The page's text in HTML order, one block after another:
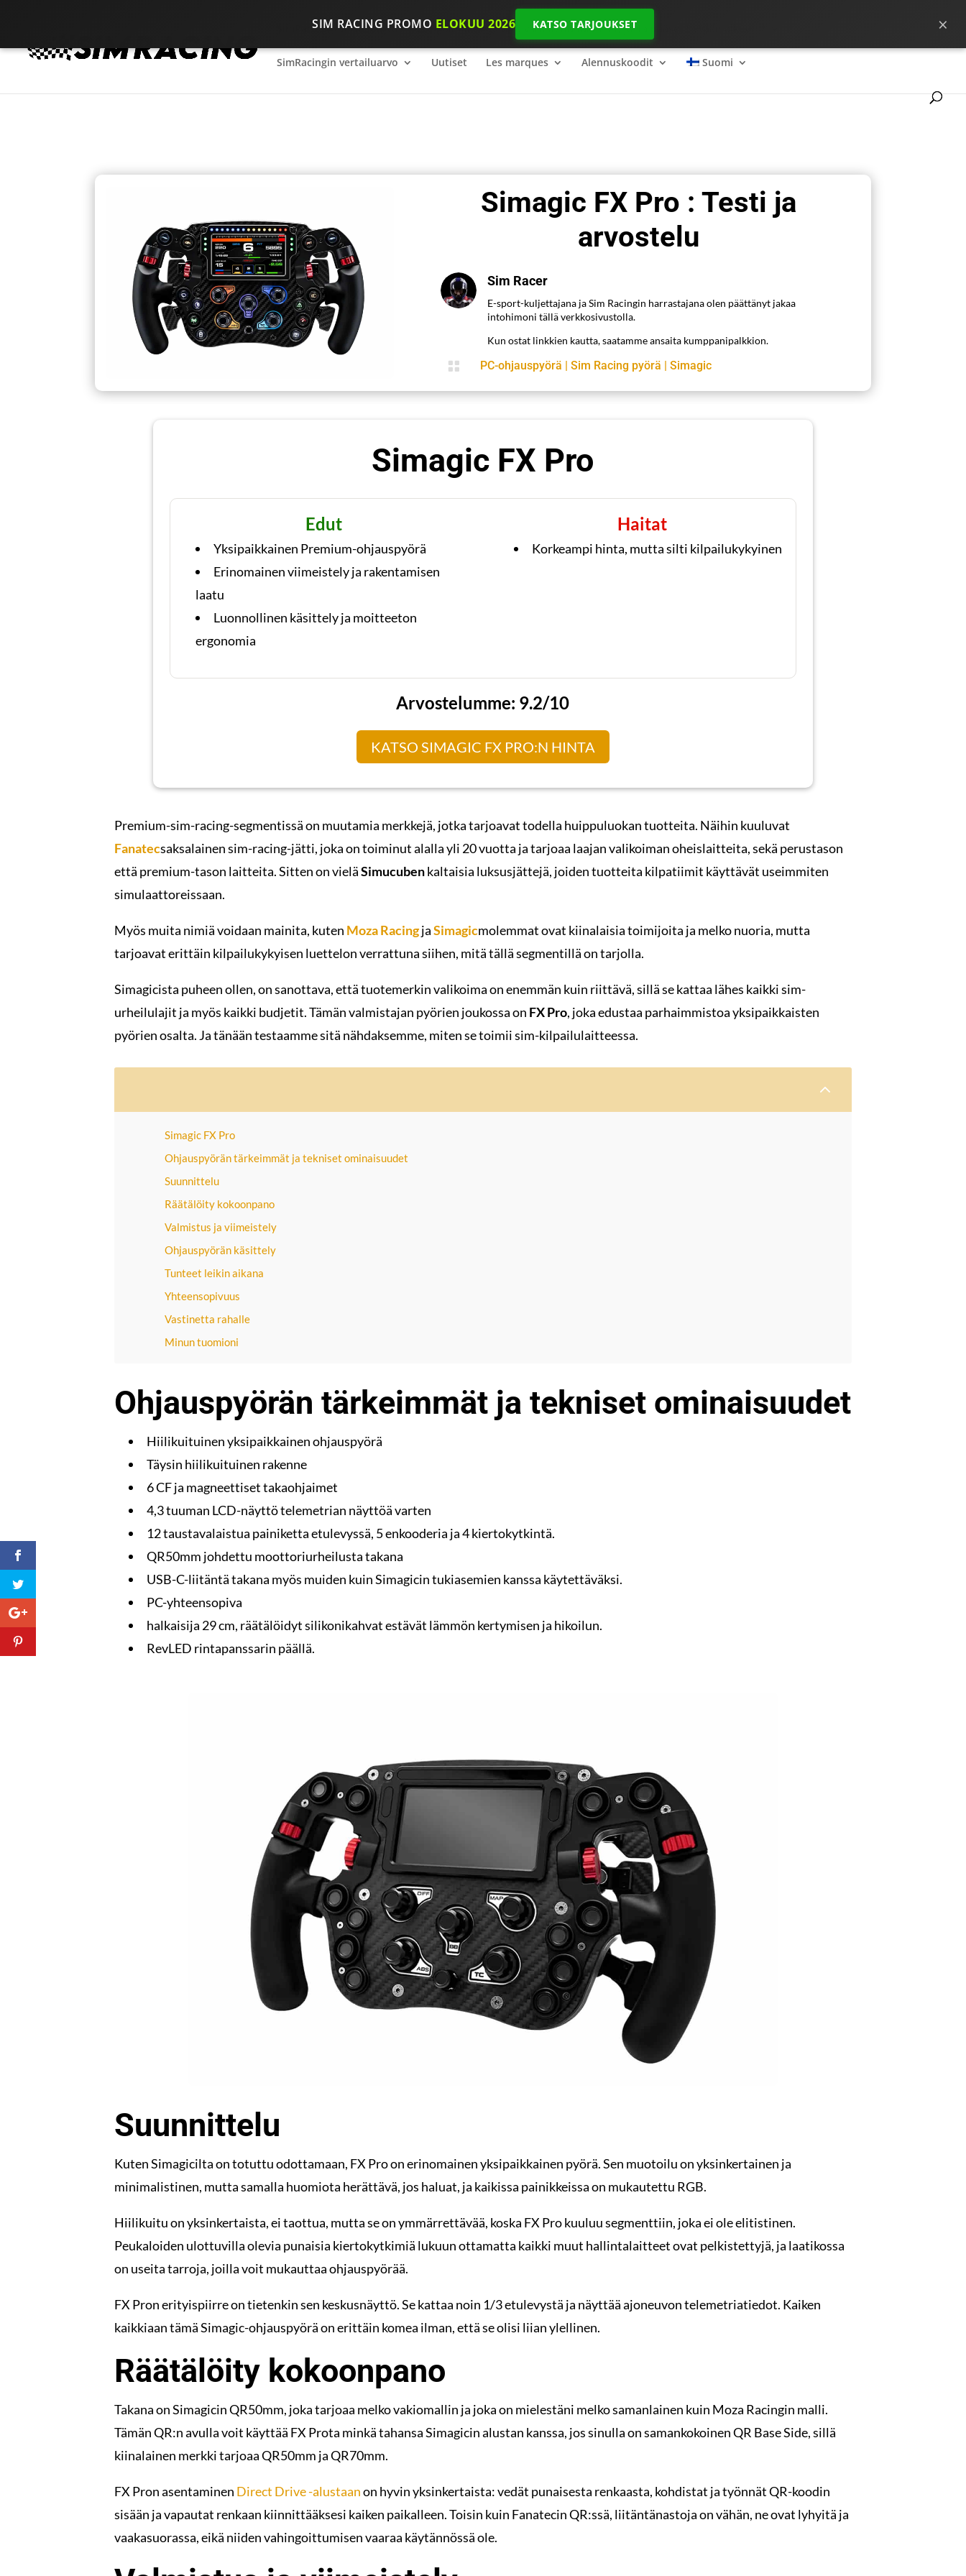
SIM RACING PROMO ELOKUU 2026 KATSO TARJOUKSET ×
SimRacingin vertailuarvo 2026 SimRacing: Mitä varusteita tarvitset, jotta pääset hyvään alkuun ?
SimRacingin vertailuarvo Uutiset Les marques Alennuskoodit Suomi
Simagic FX Pro : Testi ja
arvostelu
Sim Racer
E-sport-kuljettajana ja Sim Racingin harrastajana olen päättänyt jakaa
intohimoni tällä verkkosivustolla.
Kun ostat linkkien kautta, saatamme ansaita kumppanipalkkion.
 PC-ohjauspyörä |Sim Racing pyörä |Simagic
Simagic FX Pro
Edut
Yksipaikkainen Premium-ohjauspyörä
Erinomainen viimeistely ja rakentamisen
laatu
Luonnollinen käsittely ja moitteeton
ergonomia
Haitat
Korkeampi hinta, mutta silti kilpailukykyinen
Arvostelumme: 9.2/10
KATSO SIMAGIC FX PRO:N HINTA
Premium-sim-racing-segmentissä on muutamia merkkejä, jotka tarjoavat todella huippuluokan tuotteita. Näihin kuuluvat
Fanatecsaksalainen sim-racing-jätti, joka on toiminut alalla yli 20 vuotta ja tarjoaa laajan valikoiman oheislaitteita, sekä perustason
että premium-tason laitteita. Sitten on vieläSimucubenkaltaisia luksusjättejä, joiden tuotteita kilpatiimit käyttävät useimmiten
simulaattoreissaan.
Myös muita nimiä voidaan mainita, kuten Moza RacingjaSimagicmolemmat ovat kiinalaisia toimijoita ja melko nuoria, mutta
tarjoavat erittäin kilpailukykyisen luettelon verrattuna siihen, mitä tällä segmentillä on tarjolla.
Simagicista puheen ollen, on sanottava, että tuotemerkin valikoima on enemmän kuin riittävä, sillä se kattaa lähes kaikki sim-
urheilulajit ja myös kaikki budjetit. Tämän valmistajan pyörien joukossa on FX Pro, joka edustaa parhaimmistoa yksipaikkaisten
pyörien osalta. Ja tänään testaamme sitä nähdaksemme, miten se toimii sim-kilpailulaitteessa.
2
Simagic FX Pro
Ohjauspyörän tärkeimmät ja tekniset ominaisuudet
Suunnittelu
Räätälöity kokoonpano
Valmistus ja viimeistely
Ohjauspyörän käsittely
Tunteet leikin aikana
Yhteensopivuus
Vastinetta rahalle
Minun tuomioni
Ohjauspyörän tärkeimmät ja tekniset ominaisuudet
Hiilikuituinen yksipaikkainen ohjauspyörä
Täysin hiilikuituinen rakenne
6 CF ja magneettiset takaohjaimet
4,3 tuuman LCD-näyttö telemetrian näyttöä varten
12 taustavalaistua painiketta etulevyssä, 5 enkooderia ja 4 kiertokytkintä.
QR50mm johdettu moottoriurheilusta takana
USB-C-liitäntä takana myös muiden kuin Simagicin tukiasemien kanssa käytettäväksi.
PC-yhteensopiva
halkaisija 29 cm, räätälöidyt silikonikahvat estävät lämmön kertymisen ja hikoilun.
RevLED rintapanssarin päällä.
Suunnittelu
Kuten Simagicilta on totuttu odottamaan, FX Pro on erinomainen yksipaikkainen pyörä. Sen muotoilu on yksinkertainen ja
minimalistinen, mutta samalla huomiota herättävä, jos haluat, ja kaikissa painikkeissa on mukautettu RGB.
Hiilikuitu on yksinkertaista, ei taottua, mutta se on ymmärrettävää, koska FX Pro kuuluu segmenttiin, joka ei ole elitistinen.
Peukaloiden ulottuvilla olevia punaisia kiertokytkimiä lukuun ottamatta kaikki muut hallintalaitteet ovat pelkistettyjä, ja laatikossa
on useita tarroja, joilla voit mukauttaa ohjauspyörää.
FX Pron erityispiirre on tietenkin sen keskusnäyttö. Se kattaa noin 1/3 etulevystä ja näyttää ajoneuvon telemetriatiedot. Kaiken
kaikkiaan tämä Simagic-ohjauspyörä on erittäin komea ilman, että se olisi liian ylellinen.
Räätälöity kokoonpano
Takana on Simagicin QR50mm, joka tarjoaa melko vakiomallin ja joka on mielestäni melko samanlainen kuin Moza Racingin malli.
Tämän QR:n avulla voit käyttää FX Prota minkä tahansa Simagicin alustan kanssa, jos sinulla on samankokoinen QR Base Side, sillä
kiinalainen merkki tarjoaa QR50mm ja QR70mm.
FX Pron asentaminen Direct Drive -alustaanon hyvin yksinkertaista: vedät punaisesta renkaasta, kohdistat ja työnnät QR-koodin
sisään ja vapautat renkaan kiinnittääksesi kaiken paikalleen. Toisin kuin Fanatecin QR:ssä, liitäntänastoja on vähän, ne ovat lyhyitä ja
vaakasuorassa, eikä niiden vahingoittumisen vaaraa käytännössä ole.